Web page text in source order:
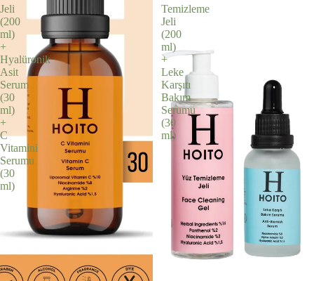
Jeli
(200
ml)
+
Hyalüronik
Asit
Serum
(30
ml)
+
C
Vitamini
Serumu
(30
ml)
Temizleme
Jeli
(200
ml)
+
Leke
Karşıtı
Bakım
Serumu
(30
ml)